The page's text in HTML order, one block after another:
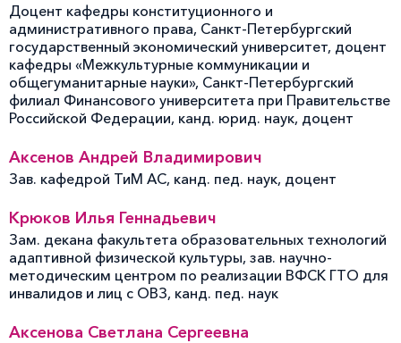
Доцент кафедры конституционного и
административного права, Санкт-Петербургский
государственный экономический университет, доцент
кафедры «Межкультурные коммуникации и
общегуманитарные науки», Санкт-Петербургский
филиал Финансового университета при Правительстве
Российской Федерации, канд. юрид. наук, доцент
Аксенов Андрей Владимирович
Зав. кафедрой ТиМ АС, канд. пед. наук, доцент
Крюков Илья Геннадьевич
Зам. декана факультета образовательных технологий
адаптивной физической культуры, зав. научно-
методическим центром по реализации ВФСК ГТО для
инвалидов и лиц с ОВЗ, канд. пед. наук
Аксенова Светлана Сергеевна